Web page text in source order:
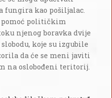
fungira kao pošiljalac.
pomoć političkim
njenog boravka dvije
koje su izgubile
da će se meni javiti
na oslobođeni teritorij.